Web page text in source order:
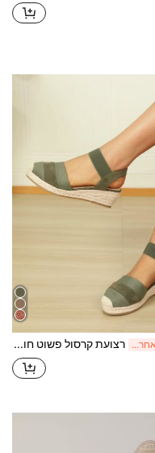
3 ימים אחרונים רצועת קרסול פשוט חופשה נעלי פלטפורמה לנשים